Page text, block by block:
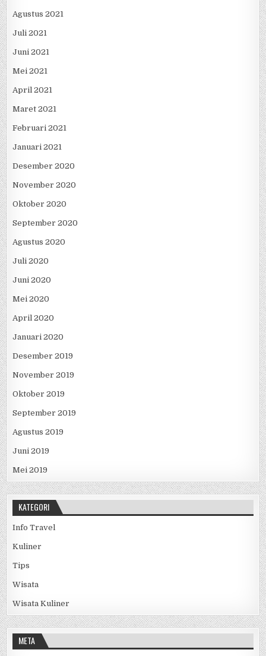
Agustus 2021
Juli 2021
Juni 2021
Mei 2021
April 2021
Maret 2021
Februari 2021
Januari 2021
Desember 2020
November 2020
Oktober 2020
September 2020
Agustus 2020
Juli 2020
Juni 2020
Mei 2020
April 2020
Januari 2020
Desember 2019
November 2019
Oktober 2019
September 2019
Agustus 2019
Juni 2019
Mei 2019
KATEGORI
Info Travel
Kuliner
Tips
Wisata
Wisata Kuliner
META